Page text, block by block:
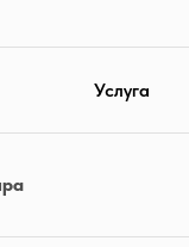
Услуга